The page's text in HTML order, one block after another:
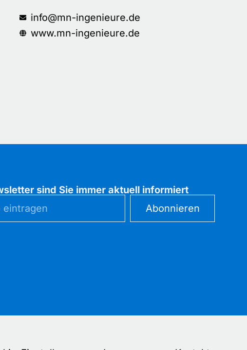
info@mn-ingenieure.de
www.mn-ingenieure.de
sind Sie immer aktuell informiert
Abonnieren